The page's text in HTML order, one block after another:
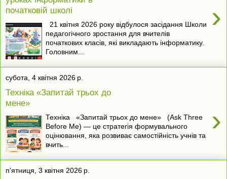
початковій школі
›
21 квітня 2026 року відбулося засідання Школи
педагогічного зростання для вчителів
початкових класів, які викладають інформатику.
Головним...
субота, 4 квітня 2026 р.
Техніка «Запитай трьох до
мене»
›
Техніка «Запитай трьох до мене» (Ask Three
Before Me) — це стратегія формувального
оцінювання, яка розвиває самостійність учнів та
вчить...
пʼятниця, 3 квітня 2026 р.